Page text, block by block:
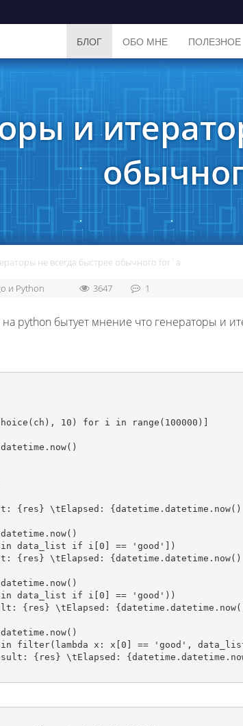
БЛОГ ОБО МНЕ ПОЛЕЗНОЕ
и
не всегда быстрее обычного for`а
и Python 3647 1
на python бытует мнение что генераторы и